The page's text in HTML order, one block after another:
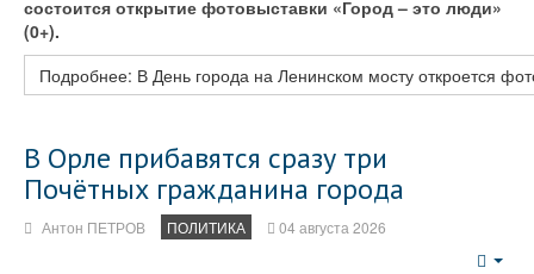
состоится открытие фотовыставки «Город – это люди»
(0+).
Подробнее: В День города на Ленинском мосту откроется
В Орле прибавятся сразу три
Почётных гражданина города
Антон ПЕТРОВ ПОЛИТИКА 04 августа 2026